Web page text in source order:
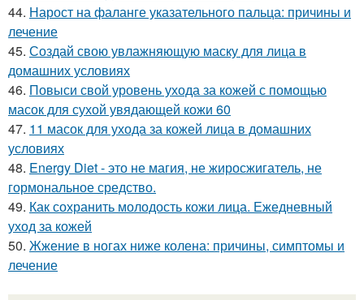
44. Нарост на фаланге указательного пальца: причины и
лечение
45. Создай свою увлажняющую маску для лица в
домашних условиях
46. Повыси свой уровень ухода за кожей с помощью
масок для сухой увядающей кожи 60
47. 11 масок для ухода за кожей лица в домашних
условиях
48. Energy Diet - это не магия, не жиросжигатель, не
гормональное средство.
49. Как сохранить молодость кожи лица. Ежедневный
уход за кожей
50. Жжение в ногах ниже колена: причины, симптомы и
лечение